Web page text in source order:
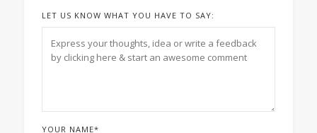
LET US KNOW WHAT YOU HAVE TO SAY:
YOUR NAME*